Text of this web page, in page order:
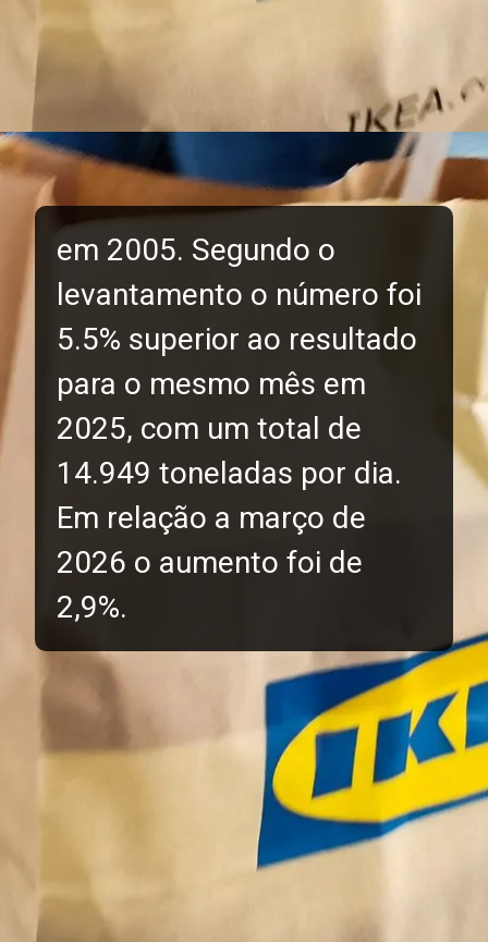
em 2005. Segundo o
levantamento o número foi
5.5% superior ao resultado
para o mesmo mês em
2025, com um total de
14.949 toneladas por dia.
Em relação a março de
2026 o aumento foi de
2,9%.